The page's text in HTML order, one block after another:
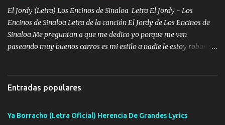
encierra princesa tu sabes que nunca saldras de mi mente Ella era
la peligro...
El Jordy (Letra) Los Encinos de Sinaloa Letra El Jordy - Los
Encinos de Sinaloa Letra de la canción El Jordy de Los Encinos de
Sinaloa Me preguntan a que me dedico yo porque me ven
paseando muy buenos carros es mi estilo a nadie le estoy robando
miraban trabajando la escuela dejé el dinero estaba escaso Mi
familia que nunca les falte nada es la gran razón que a diario me
mi esposa no se ra'ja Música Me rodearon y la puerta me
Entradas populares
Ya Borracho (Letra Oficial) Herencia De Grandes Lyrics